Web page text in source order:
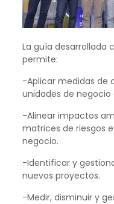
La guía desarrollada
permite:
-Aplicar medidas de
unidades de negocio
-Alinear impactos
matrices de riesgos
negocio.
-Identificar y
nuevos proyectos.
-Medir, disminuir y